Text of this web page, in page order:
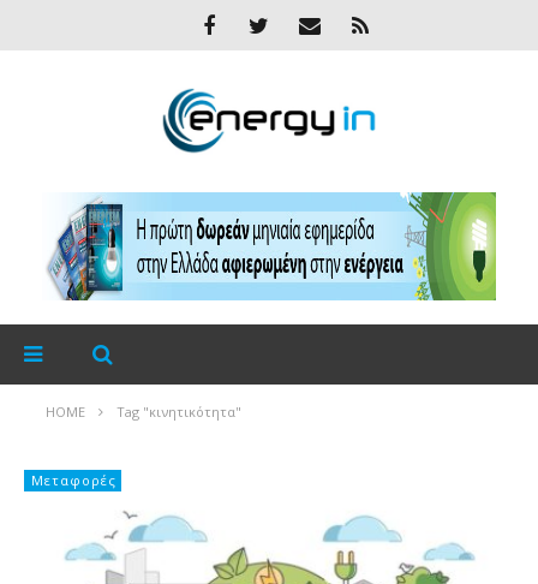
HOME Tag "κινητικότητα"
Μεταφορές